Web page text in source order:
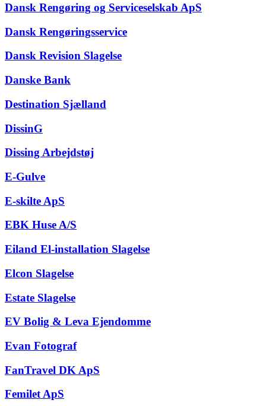
Dansk Rengøring og Serviceselskab ApS
Dansk Rengøringsservice
Dansk Revision Slagelse
Danske Bank
Destination Sjælland
DissinG
Dissing Arbejdstøj
E-Gulve
E-skilte ApS
EBK Huse A/S
Eiland El-installation Slagelse
Elcon Slagelse
Estate Slagelse
EV Bolig & Leva Ejendomme
Evan Fotograf
FanTravel DK ApS
Femilet ApS